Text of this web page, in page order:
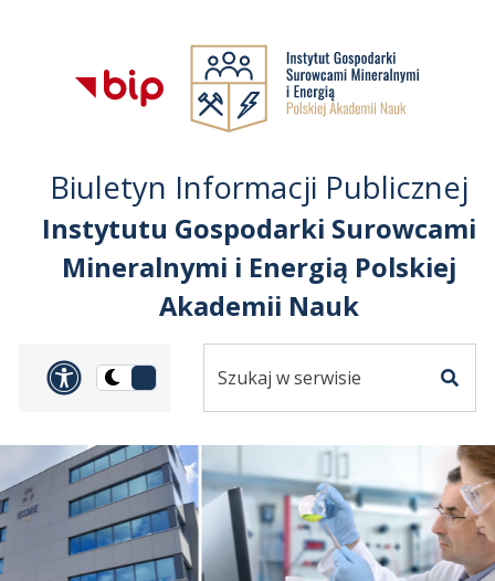
Przejdź do
głównego menu
Przejdź do treści
Przejdź do mapy
serwisu
Biuletyn Informacji Publicznej
Instytutu Gospodarki Surowcami
Mineralnymi i Energią Polskiej
Akademii Nauk
Panel dostosowania
Przełącz
ciemną
serwisie